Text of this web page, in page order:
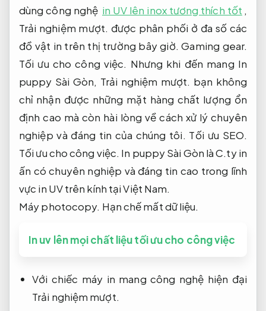
dùng công nghệ in UV lên inox tương thích tốt ,
Trải nghiệm mượt. được phân phối ở đa số các
đồ vật in trên thị trường bây giờ.Gaming gear.
Tối ưu cho công việc. Nhưng khi đến mang In
puppy Sài Gòn, Trải nghiệm mượt. bạn không
chỉ nhận được những mặt hàng chất lượng ổn
định cao mà còn hài lòng về cách xử lý chuyên
nghiệp và đáng tin của chúng tôi. Tối ưu SEO.
Tối ưu cho công việc. In puppy Sài Gòn là C.ty in
ấn có chuyên nghiệp và đáng tin cao trong lĩnh
vực in UV trên kính tại Việt Nam.
Máy photocopy. Hạn chế mất dữ liệu.
In uv lên mọi chất liệu tối ưu cho công việc
Với chiếc máy in mang công nghệ hiện đại
Trải nghiệm mượt.